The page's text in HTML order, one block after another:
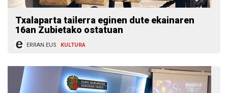
Txalaparta tailerra eginen dute ekainaren
16an Zubietako ostatuan
ERRAN.EUS KULTURA